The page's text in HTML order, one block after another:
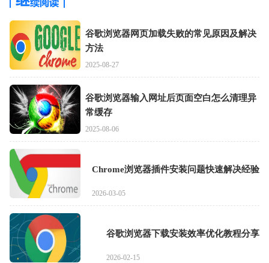
谷歌浏览器网页加载失败的常见原因及解决
方法
2025-08-27
谷歌浏览器输入网址后页面空白怎么清理异
常缓存
2025-08-06
Chrome浏览器插件安装问题快速解决经验
2026-03-05
谷歌浏览器下载安装效率优化教程分享
2026-02-15